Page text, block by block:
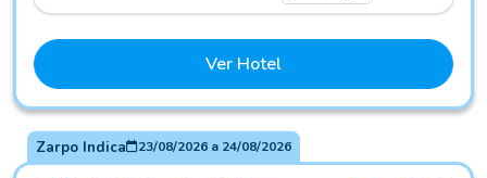
Ver Hotel
Zarpo Indica 23/08/2026a 24/08/2026